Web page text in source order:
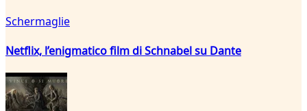
Schermaglie
Netflix, l’enigmatico film di Schnabel su Dante